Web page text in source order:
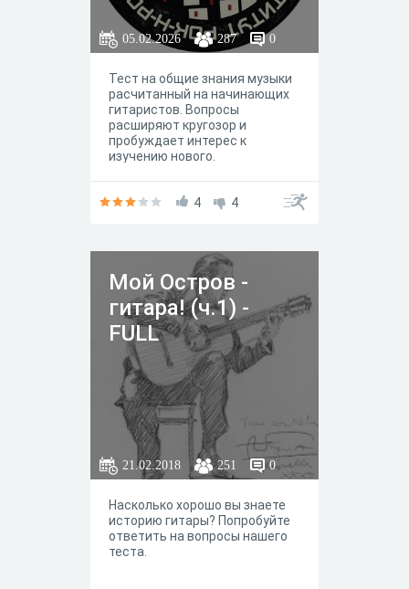
05.02.2026 287 0
Тест на общие знания музыки
расчитанный на начинающих
гитаристов. Вопросы
расширяют кругозор и
пробуждает интерес к
изучению нового.
4 4
Мой Остров -
гитара! (ч.1) -
FULL
21.02.2018 251 0
Насколько хорошо вы знаете
историю гитары? Попробуйте
ответить на вопросы нашего
теста.